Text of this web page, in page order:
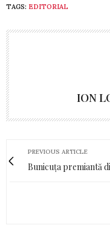
TAGS: EDITORIAL
ION
PREVIOUS ARTICLE
Bunicuța premiantă